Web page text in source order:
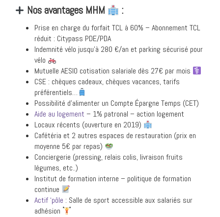
Nos avantages MHM :
Prise en charge du forfait TCL à 60% – Abonnement TCL
réduit : Citypass PDE/PDA
Indemnité vélo jusqu’à 280 €/an et parking sécurisé pour
vélo
Mutuelle AESIO cotisation salariale dès 27€ par mois
CSE : chèques cadeaux, chèques vacances, tarifs
préférentiels…
Possibilité d’alimenter un Compte Épargne Temps (CET)
Aide au logement – 1% patronal – action logement
Locaux récents (ouverture en 2019)
Cafétéria et 2 autres espaces de restauration (prix en
moyenne 5€ par repas)
Conciergerie (pressing, relais colis, livraison fruits
légumes, etc..)
Institut de formation interne – politique de formation
continue
Actif ‘pôle : Salle de sport accessible aux salariés sur
adhésion